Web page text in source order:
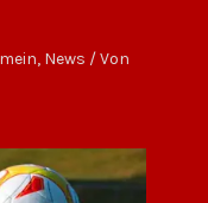
, News / Von